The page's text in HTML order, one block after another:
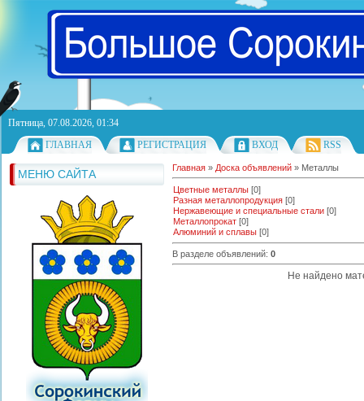
Пятница, 07.08.2026, 01:34
ГЛАВНАЯ
РЕГИСТРАЦИЯ ВХОД RSS
МЕНЮ САЙТА Главная » Доска объявлений » Металлы
Цветные металлы [0]
Разная металлопродукция [0]
Нержавеющие и специальные стали [0]
Металлопрокат [0]
Алюминий и сплавы [0]
В разделе объявлений: 0
Не найдено